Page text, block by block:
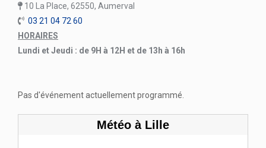
10 La Place, 62550, Aumerval
03 21 04 72 60
HORAIRES
Lundi et Jeudi : de 9H à 12H et de 13h à 16h
Pas d'événement actuellement programmé.
Météo à Lille